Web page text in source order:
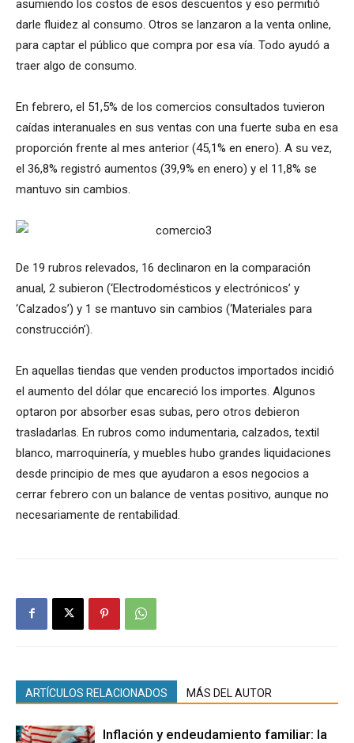
asumiendo los costos de esos descuentos y eso permitió
darle fluidez al consumo. Otros se lanzaron a la venta online,
para captar el público que compra por esa vía. Todo ayudó a
traer algo de consumo.
En febrero, el 51,5% de los comercios consultados tuvieron
caídas interanuales en sus ventas con una fuerte suba en esa
proporción frente al mes anterior (45,1% en enero). A su vez,
el 36,8% registró aumentos (39,9% en enero) y el 11,8% se
mantuvo sin cambios.
De 19 rubros relevados, 16 declinaron en la comparación
anual, 2 subieron (‘Electrodomésticos y electrónicos’ y
‘Calzados’) y 1 se mantuvo sin cambios (‘Materiales para
construcción’).
En aquellas tiendas que venden productos importados incidió
el aumento del dólar que encareció los importes. Algunos
optaron por absorber esas subas, pero otros debieron
trasladarlas. En rubros como indumentaria, calzados, textil
blanco, marroquinería, y muebles hubo grandes liquidaciones
desde principio de mes que ayudaron a esos negocios a
cerrar febrero con un balance de ventas positivo, aunque no
necesariamente de rentabilidad.
ARTÍCULOS RELACIONADOS MÁS DEL AUTOR
Inflación y endeudamiento familiar: la